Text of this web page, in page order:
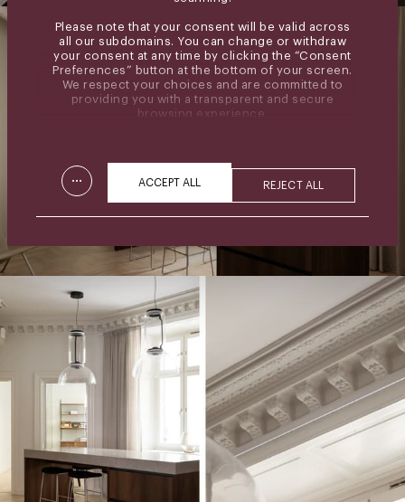
Please note that your consent will be valid across
all our subdomains. You can change or withdraw
your consent at any time by clicking the “Consent
Preferences” button at the bottom of your screen.
We respect your choices and are committed to
providing you with a transparent and secure
browsing experience.
... ACCEPT ALL REJECT ALL